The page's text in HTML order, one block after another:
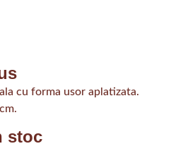
cu forma usor aplatizata.
stoc